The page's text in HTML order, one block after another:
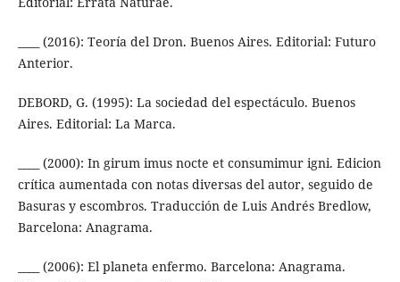
____ (2016): Teoría del Dron. Buenos Aires. Editorial: Futuro
Anterior.
DEBORD, G. (1995): La sociedad del espectáculo. Buenos
Aires. Editorial: La Marca.
____ (2000): In girum imus nocte et consumimur igni. Edicion
crítica aumentada con notas diversas del autor, seguido de
Basuras y escombros. Traducción de Luis Andrés Bredlow,
Barcelona: Anagrama.
____ (2006): El planeta enfermo. Barcelona: Anagrama.